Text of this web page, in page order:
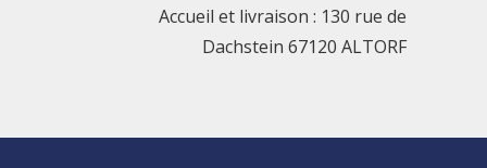
Accueil et livraison : 130 rue de
Dachstein 67120 ALTORF